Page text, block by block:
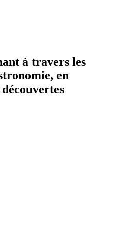
à travers les
en